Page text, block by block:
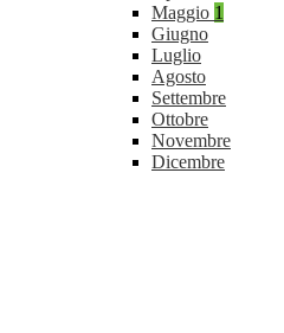
Maggio 1
Giugno
Luglio
Agosto
Settembre
Ottobre
Novembre
Dicembre